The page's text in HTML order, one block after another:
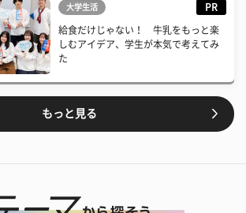
大学生活 PR
給食だけじゃない！ 牛乳をもっと楽
しむアイデア、学生が本気で考えてみ
た
もっと見る